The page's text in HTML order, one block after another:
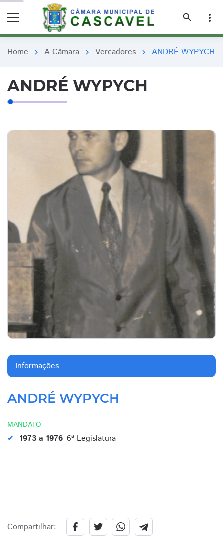
search
more_vert
Home chevron_right A Câmara chevron_right Vereadores chevron_right ANDRÉ WYPYCH
ANDRÉ WYPYCH
Informações
ANDRÉ WYPYCH
MANDATO
1973 a 1976 6ª Legislatura
Compartilhar: